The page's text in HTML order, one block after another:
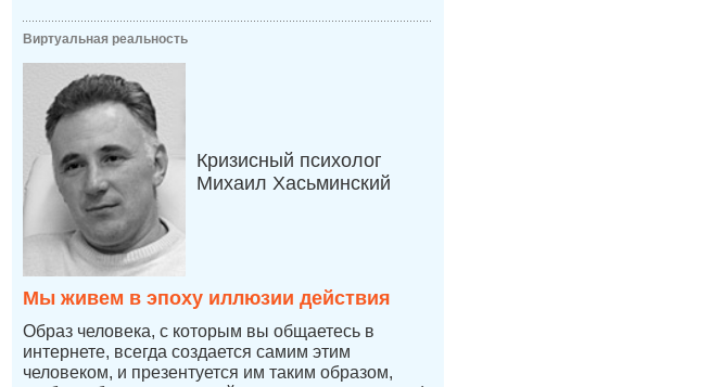
Виртуальная реальность
Кризисный психолог
Михаил Хасьминский
Мы живем в эпоху иллюзии действия
Образ человека, с которым вы общаетесь в
интернете, всегда создается самим этим
человеком, и презентуется им таким образом,